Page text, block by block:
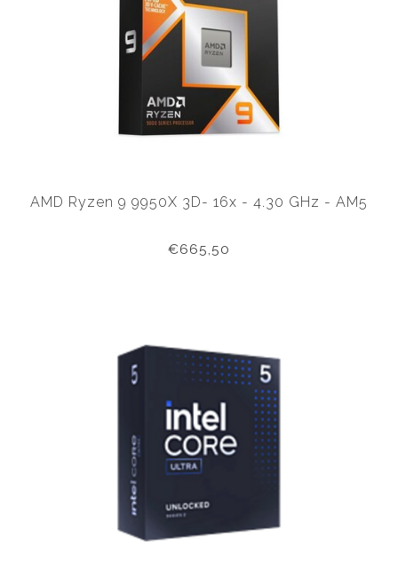
AMD Ryzen 9 9950X 3D- 16x - 4.30 GHz - AM5
€665,50